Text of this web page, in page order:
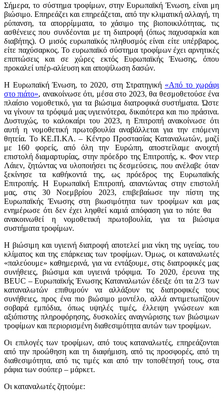
Σήμερα, το σύστημα τροφίμων, στην Ευρωπαϊκή Ένωση, είναι μη
βιώσιμο. Επηρεάζει και επηρεάζεται, από την κλιματική αλλαγή, τη
ρύπανση, τα απορρίμματα, το χάσιμο της βιοποικιλότητας, τις
ασθένειες που συνδέονται με τη διατροφή (όπως παχυσαρκία και
διαβήτης). Ο μισός ευρωπαϊκός πληθυσμός είναι είτε υπέρβαρος,
είτε παχύσαρκος. Το ευρωπαϊκό σύστημα τροφίμων έχει αρνητικές
επιπτώσεις και σε χώρες εκτός Ευρωπαϊκής Ένωσης, όπου
προκαλεί υπέρ-αλίευση και αποψίλωση δασών.
Η Ευρωπαϊκή Ένωση, το 2020, στη Στρατηγική «Από το χωράφι
στο πιάτο», ανακοίνωσε ότι, μέσα στο 2023, θα θεσμοθετούσε ένα
πλαίσιο νομοθετικό, για τα βιώσιμα διατροφικά συστήματα. Ώστε
να γίνουν τα τρόφιμά μας υγιεινότερα, δικαιότερα και πιο πράσινα.
Δυστυχώς, το καλοκαίρι του 2023, η Επιτροπή ανακοίνωσε ότι
αυτή η νομοθετική πρωτοβουλία αναβάλλεται για την επόμενη
θητεία. Το ΚΕ.Π.ΚΑ. – Κέντρο Προστασίας Καταναλωτών, μαζί
με 160 φορείς, από όλη την Ευρώπη, αποστείλαμε ανοιχτή
επιστολή διαμαρτυρίας, στην πρόεδρο της Επιτροπής, κ. Φον ντερ
Λάιεν, ζητώντας να υλοποιήσει τις δεσμεύσεις, που ανέλαβε όταν
ξεκίνησε τα καθήκοντά της, ως πρόεδρος της Ευρωπαϊκής
Επιτροπής. Η Ευρωπαϊκή Επιτροπή, απαντώντας στην επιστολή
μας, στις 30 Νοεμβρίου 2023, επιβεβαίωσε την πίστη της
Ευρωπαϊκής Ένωσης στη βιωσιμότητα των τροφίμων και μας
ενημέρωσε ότι δεν έχει ληφθεί καμιά απόφαση για το πότε θα
ανακοινωθεί η νομοθετική πρωτοβουλία, για τα βιώσιμα
συστήματα τροφίμων.
Η βιώσιμη και υγιεινή διατροφή αποτελεί μια νίκη της υγείας, του
κλίματος και της επάρκειας των τροφίμων. Όμως, οι καταναλωτές
«παλεύουμε» καθημερινά, για να εντάξουμε, στις διατροφικές μας
συνήθειες, βιώσιμα και υγιεινά τρόφιμα. Το 2020, έρευνα της
BEUC – Ευρωπαϊκής Ένωσης Καταναλωτών έδειξε ότι τα 2/3 των
καταναλωτών επιθυμούν να αλλάξουν τις διατροφικές τους
συνήθειες, προς ένα πιο βιώσιμο μοντέλο, αλλά αντιμετωπίζουν
σοβαρά εμπόδια, όπως υψηλές τιμές, έλλειψη γνώσεων και
αξιόπιστης πληροφόρησης, δυσκολίες αναγνώρισης των βιώσιμων
τροφίμων και περιορισμένη διαθεσιμότητα αυτών των τροφίμων.
Οι επιλογές των τροφίμων, από τους καταναλωτές, επηρεάζονται
από την προώθηση και τη διαφήμιση, από τις προσφορές, από τη
διαθεσιμότητα, από τις τιμές και από την τοποθέτησή τους, στα
ράφια των σούπερ – μάρκετ.
Οι καταναλωτές ζητούμε: